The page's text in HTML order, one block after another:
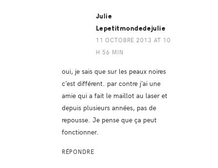
Julie
Lepetitmondedejulie
11 OCTOBRE 2013 AT 10
H 56 MIN
oui, je sais que sur les peaux noires
c’est différent. par contre j’ai une
amie qui a fait le maillot au laser et
depuis plusieurs années, pas de
repousse. Je pense que ça peut
fonctionner.
RÉPONDRE